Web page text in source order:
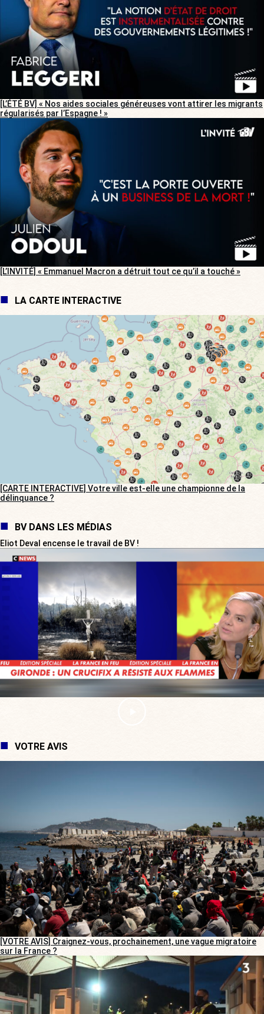
[L’ÉTÉ BV] « Nos aides sociales généreuses vont attirer les migrants
régularisés par l’Espagne ! »
[L’INVITÉ] « Emmanuel Macron a détruit tout ce qu’il a touché »
LA CARTE INTERACTIVE
[CARTE INTERACTIVE] Votre ville est-elle une championne de la
délinquance ?
BV DANS LES MÉDIAS
Eliot Deval encense le travail de BV !
VOTRE AVIS
[VOTRE AVIS] Craignez-vous, prochainement, une vague migratoire
sur la France ?